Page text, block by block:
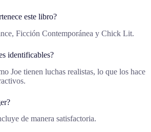
este libro?
Ficción Contemporánea y Chick Lit.
identificables?
Joe tienen luchas realistas, lo que los hace
de manera satisfactoria.